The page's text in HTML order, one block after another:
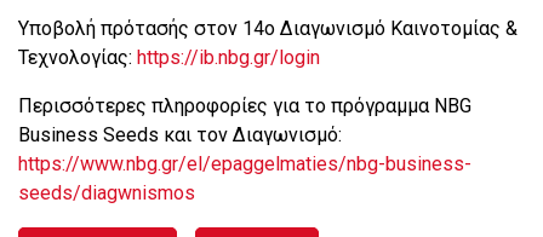
Υποβολή πρότασής στον 14ο Διαγωνισμό Καινοτομίας &
Τεχνολογίας: https://ib.nbg.gr/login
Περισσότερες πληροφορίες για το πρόγραμμα NBG
Business Seeds και τον Διαγωνισμό:
https://www.nbg.gr/el/epaggelmaties/nbg-business-
seeds/diagwnismos